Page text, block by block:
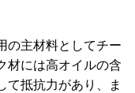
の主材料としてチー
材には高オイルの含
て抵抗力があり、ま